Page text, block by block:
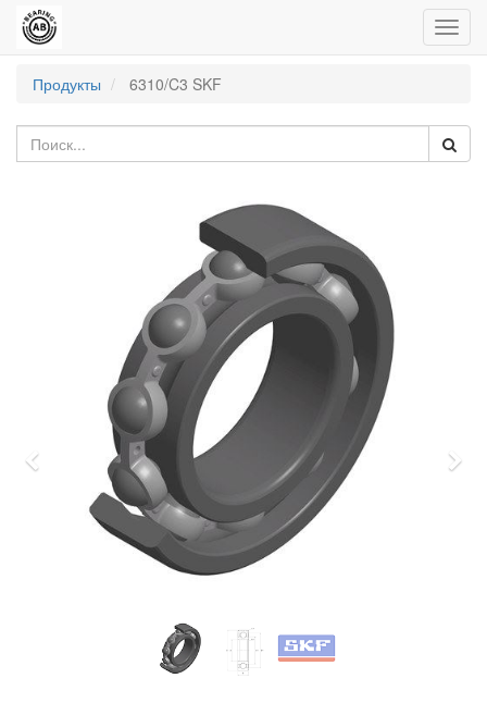
Продукты
6310/C3 SKF
Previous